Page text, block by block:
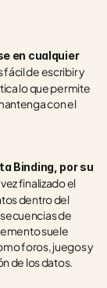
en cualquier
fácil de escribir y
lo que permite
con el
Binding, por su
finalizado el
dentro del
de
suele
foros, juegos y
de los datos.